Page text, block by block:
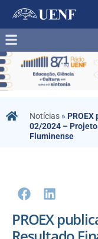
Notícias »
02/2024 –
Fluminense
PROEX